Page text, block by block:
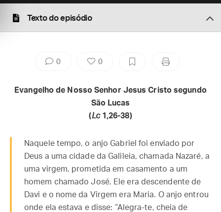
Texto do episódio
0 0
Evangelho de Nosso Senhor Jesus Cristo segundo
São Lucas
(Lc1,26-38)
Naquele tempo, o anjo Gabriel foi enviado por
Deus a uma cidade da Galileia, chamada Nazaré, a
uma virgem, prometida em casamento a um
homem chamado José. Ele era descendente de
Davi e o nome da Virgem era Maria. O anjo entrou
onde ela estava e disse: “Alegra-te, cheia de